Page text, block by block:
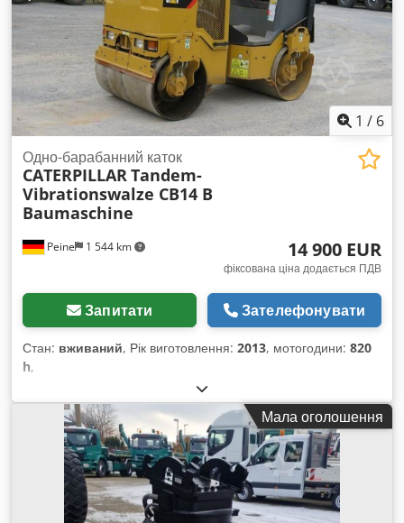
1 / 6
Peine 1 544 km
Одно-барабанний каток
CATERPILLAR Tandem-
Vibrationswalze CB14 B
Baumaschine
14 900 EUR
фіксована ціна додається ПДВ
Запитати Зателефонувати
Стан: вживаний, Рік виготовлення: 2013, мотогодини: 820
h,
Мала оголошення